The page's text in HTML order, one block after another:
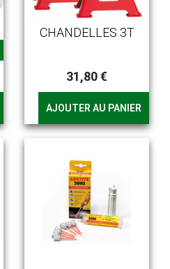
CHANDELLES 3T
31,80 €
AJOUTER AU PANIER